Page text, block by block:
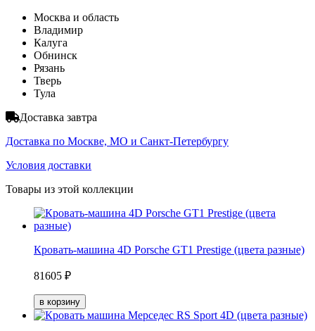
Москва и область
Владимир
Калуга
Обнинск
Рязань
Тверь
Тула
Доставка завтра
Доставка по Москве, МО и Санкт-Петербургу
Условия доставки
Товары из этой коллекции
Кровать-машина 4D Porsche GT1 Prestige (цвета разные)
81605 ₽